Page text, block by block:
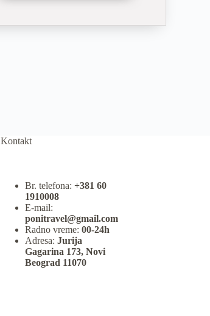
Kontakt
Br. telefona: +381 60
1910008
E-mail:
ponitravel@gmail.com
Radno vreme: 00-24h
Adresa: Jurija
Gagarina 173, Novi
Beograd 11070